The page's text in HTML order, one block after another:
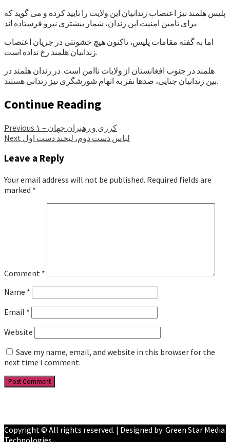
پلیس هلمند نیز اعتصاب زندانیان این ولایت را تایید کرده و می گوید که
برای تامین امنیت این زندان، شمار بیشتری نیرو فرستاده اند.
اما به گفته مقامات پلیس، تاکنون هیچ خشونتی در جریان اعتصاب
زندانیان هلمند رخ نداده است.
هلمند در جنوب افغانستان از ولایات ناامن است. در زندان هلمند در
بین زندانیان جنایی، صدها نفر به اتهام شورشگری نیز زندانی هستند.
Continue Reading
Previous
کرزی و رهبران جهان – ۱
Next لباس دست دوم، لبخند دست اول
Leave a Reply
Your email address will not be published. Required fields are
marked *
Comment *
Name *
Email *
Website
Save my name, email, and website in this browser for the
next time I comment.
Copyright © All rights reserved. | Designed by: Green Star Media